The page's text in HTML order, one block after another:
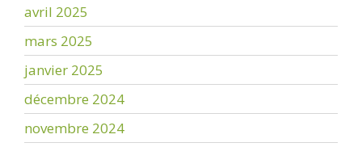
avril 2025
mars 2025
janvier 2025
décembre 2024
novembre 2024